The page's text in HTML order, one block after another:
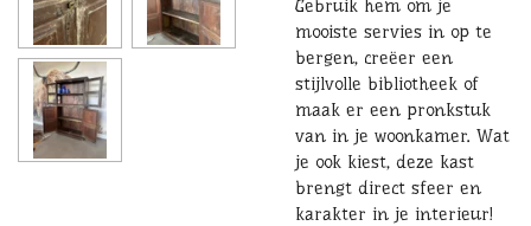
Gebruik hem om je
mooiste servies in op te
bergen, creëer een
stijlvolle bibliotheek of
maak er een pronkstuk
van in je woonkamer. Wat
je ook kiest, deze kast
brengt direct sfeer en
karakter in je interieur!